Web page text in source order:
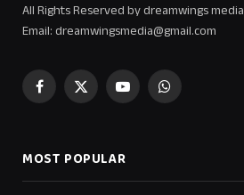
All Rights Reserved by dreamwings media
Email: dreamwingsmedia@gmail.com
Facebook
X
YouTubeWhatsApp
MOST POPULAR